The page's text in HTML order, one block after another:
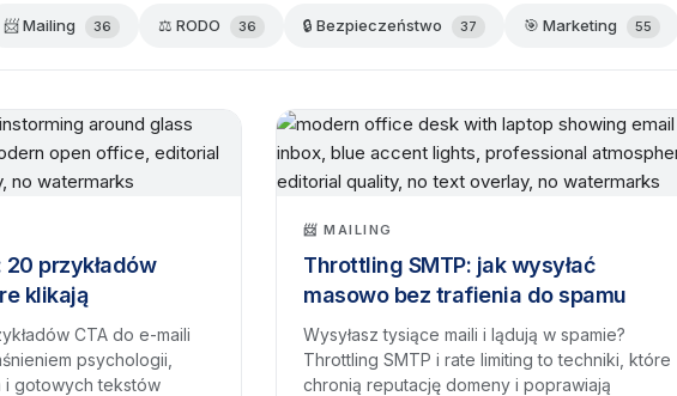
📨 Mailing 36 ⚖️ RODO 36 🔒 Bezpieczeństwo 37 🎯 Marketing 55
20 przykładów
klikają
CTA do e-maili
psychologii,
i gotowych tekstów
📨 MAILING
Throttling SMTP: jak wysyłać
masowo bez trafienia do spamu
Wysyłasz tysiące maili i lądują w spamie?
Throttling SMTP i rate limiting to techniki, które
chronią reputację domeny i poprawiają